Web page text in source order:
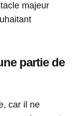
majeur
partie de
car il ne